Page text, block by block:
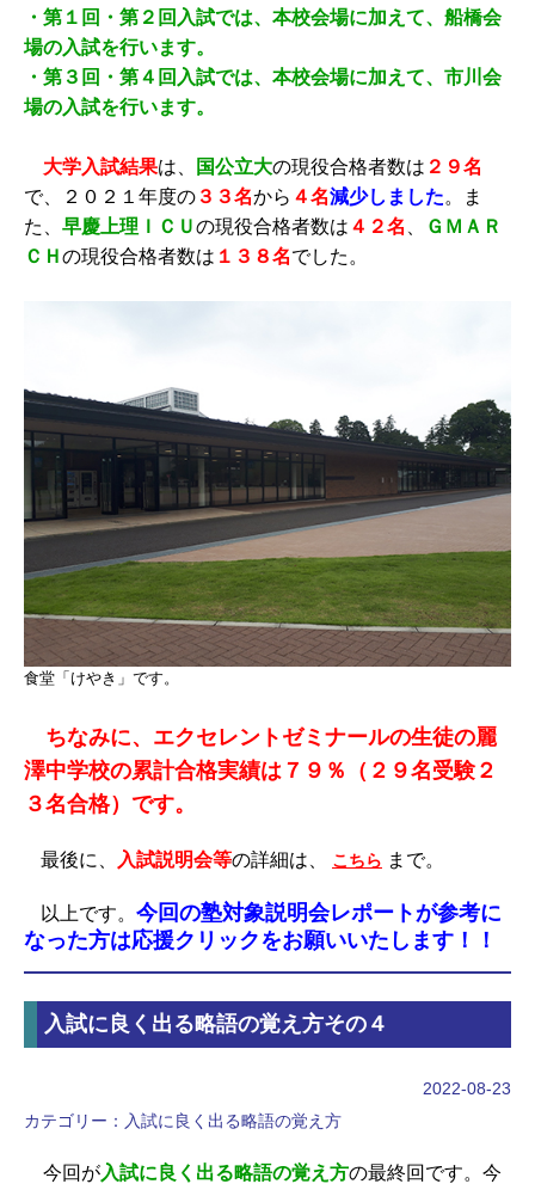
・第１回・第２回入試では、本校会場に加えて、船橋会
場の入試を行います。
・第３回・第４回入試では、本校会場に加えて、市川会
場の入試を行います。
大学入試結果は、 国公立大の現役合格者数は ２９名
で、２０２１年度の ３３名から ４名減少しました。ま
た、 早慶上理ＩＣＵの現役合格者数は ４２名
ＧＭＡＲ
ＣＨの現役合格者数は １３８名でした。
食堂「けやき」です。
ちなみに、エクセレントゼミナールの生徒の麗
澤中学校の累計合格実績は７９％（２９名受験２
３名合格）です。
最後に、 入試説明会等の詳細は、 こちら まで。
以上です。 今回の塾対象説明会レポートが参考に
なった方は応援クリックをお願いいたします！！
入試に良く出る略語の覚え方その４
2022-08-23
カテゴリー： 入試に良く出る略語の覚え方
今回が入試に良く出る略語の覚え方の最終回です。今